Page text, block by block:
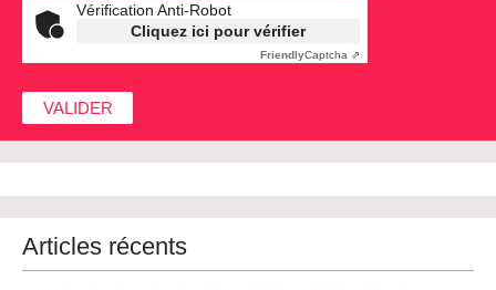
Vérification Anti-Robot
Cliquez ici pour vérifier
FriendlyCaptcha ⇗
Articles récents